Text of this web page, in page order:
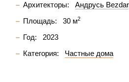
Архитекторы:
Андрусь Bezdar
Площадь:
30 м2
Год:
2023
Категория:
Частные дома